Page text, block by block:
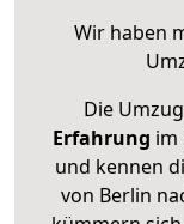
Wir haben
Die
Erfahrung im
und kennen
von Berlin